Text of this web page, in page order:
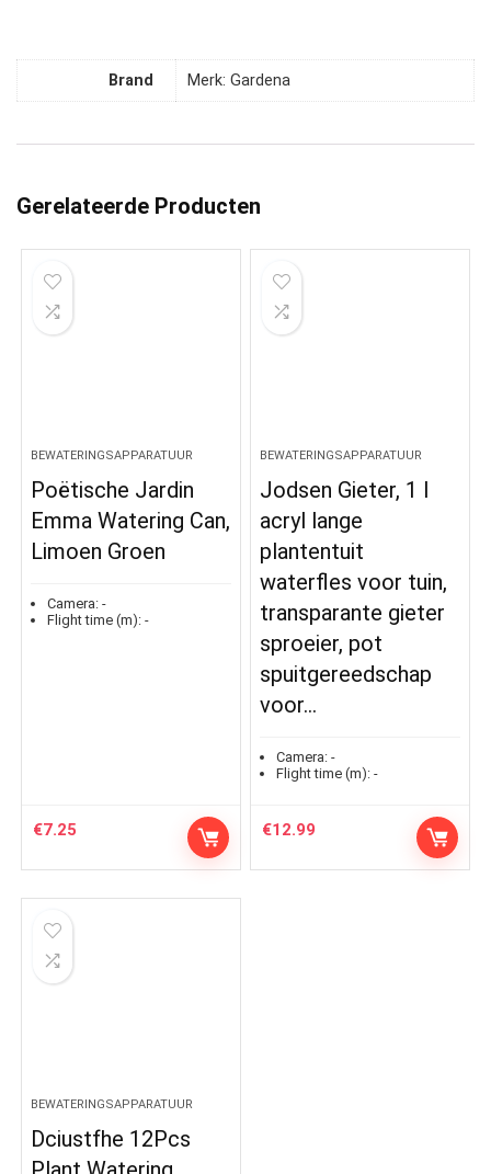
Brand Merk: Gardena
Gerelateerde Producten
BEWATERINGSAPPARATUUR
Poëtische Jardin
Emma Watering Can,
Limoen Groen
Camera: -
Flight time (m): -
€7.25
BEWATERINGSAPPARATUUR
Jodsen Gieter, 1 l
acryl lange
plantentuit
waterfles voor tuin,
transparante gieter
sproeier, pot
spuitgereedschap
voor…
Camera: -
Flight time (m): -
€12.99
BEWATERINGSAPPARATUUR
Dciustfhe 12Pcs